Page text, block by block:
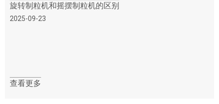
旋转制粒机和摇摆制粒机的区别
2025-09-23
查看更多